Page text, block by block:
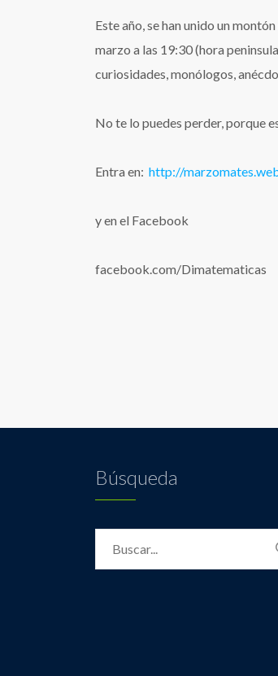
Este año, se han unido un
marzo a las 19:30 (hora
curiosidades, monólogos,
No te lo puedes perder, porque
Entra en: http://
y en el Facebook
facebook.com/Dimatematicas
Búsqueda